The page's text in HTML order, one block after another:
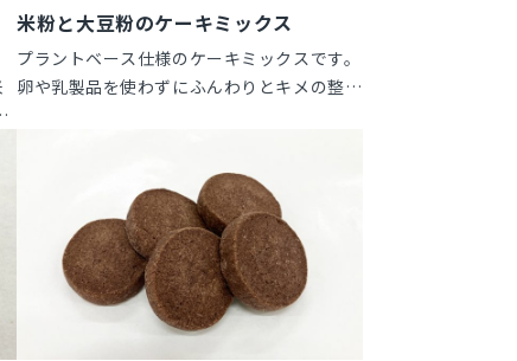
米粉と大豆粉のケーキミックス
プラントベース仕様のケーキミックスです。
卵や乳製品を使わずにふんわりとキメの整っ